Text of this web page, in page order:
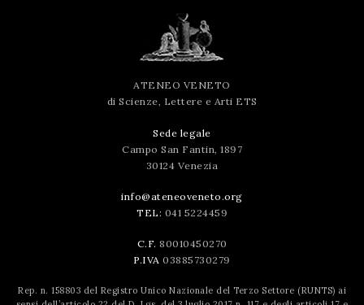
ATENEO VENETO
di Scienze, Lettere e Arti ETS
Sede legale
Campo San Fantin, 1897
30124 Venezia
info@ateneoveneto.org
TEL: 041 5224459
C.F. 80010450270
P.IVA 03885730279
Rep. n. 158803 del Registro Unico Nazionale del Terzo Settore (RUNTS) ai